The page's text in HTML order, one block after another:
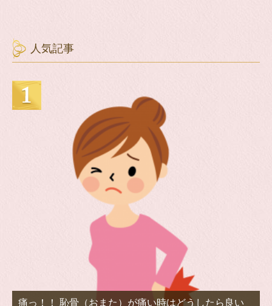
人気記事
痛っ！！ 恥骨（おまた）が痛い時はどうしたら良い